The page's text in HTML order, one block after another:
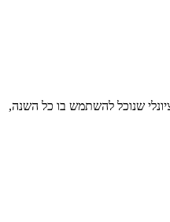
שנוכל להשתמש בו כל השנה,